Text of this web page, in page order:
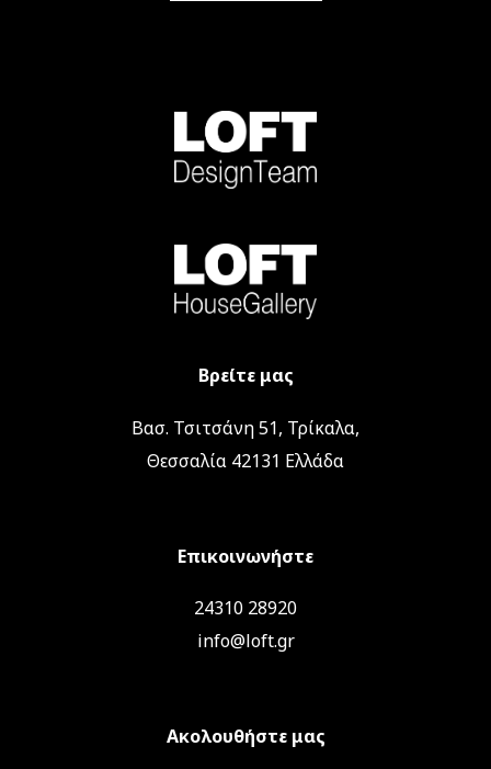
Βρείτε μας
Βασ. Τσιτσάνη 51, Τρίκαλα,
Θεσσαλία 42131 Ελλάδα
Επικοινωνήστε
24310 28920
info@loft.gr
Ακολουθήστε μας